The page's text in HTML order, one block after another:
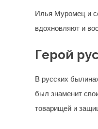
Илья Муромец и
вдохновляют и
Герой
В русских
был знаменит
товарищей и